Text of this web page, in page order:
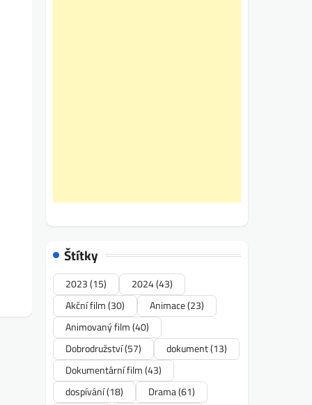
Štítky
2023(15) 2024(43)
Akční film(30) Animace(23)
Animovaný film(40)
Dobrodružství(57) dokument(13)
Dokumentární film(43)
dospívání(18) Drama(61)